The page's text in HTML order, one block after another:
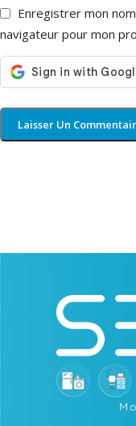
Enregistrer mon
navigateur pour mon